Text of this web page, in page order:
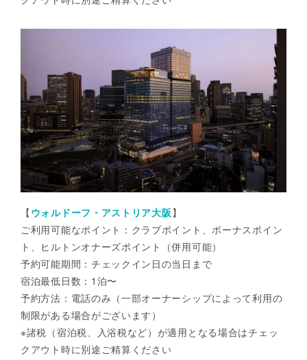
【 ウォルドーフ・アストリア大阪 】
ご利用可能なポイント：クラブポイント、ボーナスポイン
ト、ヒルトンオナーズポイント（併用可能）
予約可能期間：チェックイン日の当日まで
宿泊最低日数：1泊〜
予約方法：電話のみ（一部オーナーシップによって利用の
制限がある場合がございます）
※諸税（宿泊税、入浴税など）が適用となる場合はチェッ
クアウト時に別途ご精算ください